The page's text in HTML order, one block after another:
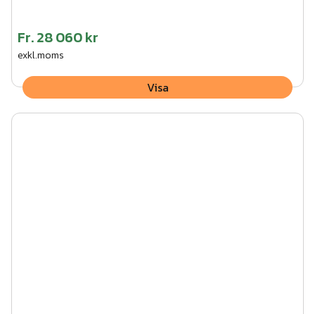
Fr.28 060 kr
exkl.moms
Visa